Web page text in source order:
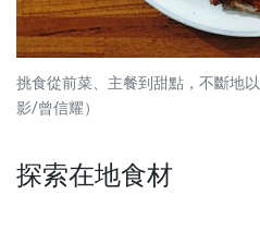
挑食從前菜、主餐到甜點，不斷地
影/曾信耀）
探索在地食材